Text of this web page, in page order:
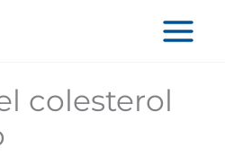
colesterol